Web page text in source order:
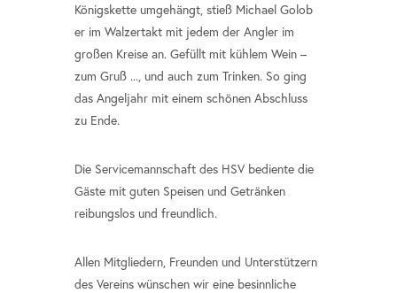
Königskette umgehängt, stieß Michael Golob
er im Walzertakt mit jedem der Angler im
großen Kreise an. Gefüllt mit kühlem Wein –
zum Gruß ..., und auch zum Trinken. So ging
das Angeljahr mit einem schönen Abschluss
zu Ende.
Die Servicemannschaft des HSV bediente die
Gäste mit guten Speisen und Getränken
reibungslos und freundlich.
Allen Mitgliedern, Freunden und Unterstützern
des Vereins wünschen wir eine besinnliche